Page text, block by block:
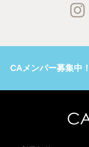
CAメンバー募集中！